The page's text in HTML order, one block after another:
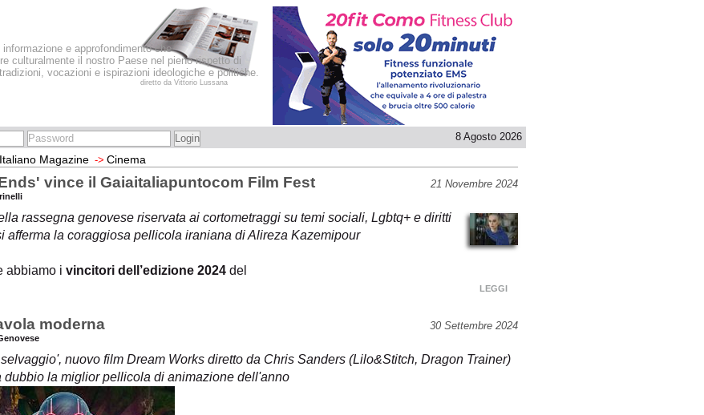
informazione e approfondimento che
culturalmente il nostro Paese nel pieno rispetto di
vocazioni e ispirazioni ideologiche e politiche.
diretto da Vittorio Lussana
8 Agosto 2026
Magazine -> Cinema
vince il Gaiaitaliapuntocom Film Fest 21 Novembre 2024
rassegna genovese riservata ai cortometraggi su temi sociali, Lgbtq+ e diritti
afferma la coraggiosa pellicola iraniana di Alireza Kazemipour
abbiamo i vincitori dell’edizione 2024 del
LEGGI
moderna 30 Settembre 2024
nuovo film Dream Works diretto da Chris Sanders (Lilo&Stitch, Dragon Trainer)
dubbio la miglior pellicola di animazione dell'anno